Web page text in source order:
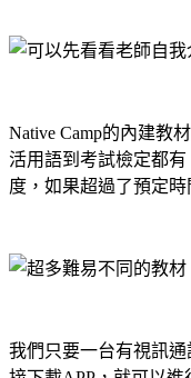
Native Camp的內建教
活用語到考試檢定都
度，如果超過了預定
我們只要一台有視訊